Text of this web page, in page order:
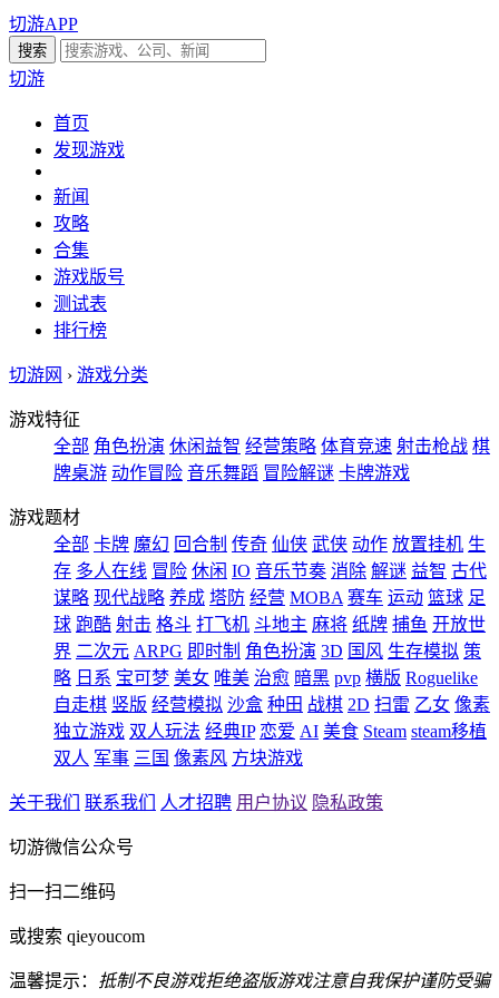
切游APP
切游
首页
发现游戏
新闻
攻略
合集
游戏版号
测试表
排行榜
切游网 › 游戏分类
游戏特征
全部 角色扮演 休闲益智 经营策略 体育竞速 射击枪战 棋
牌桌游 动作冒险 音乐舞蹈 冒险解谜 卡牌游戏
游戏题材
全部 卡牌 魔幻 回合制 传奇 仙侠 武侠 动作 放置挂机 生
存 多人在线 冒险 休闲 IO 音乐节奏 消除 解谜 益智 古代
谋略 现代战略 养成 塔防 经营 MOBA 赛车 运动 篮球 足
球 跑酷 射击 格斗 打飞机 斗地主 麻将 纸牌 捕鱼 开放世
界 二次元 ARPG 即时制 角色扮演 3D 国风 生存模拟 策
略 日系 宝可梦 美女 唯美 治愈 暗黑 pvp 横版 Roguelike
自走棋 竖版 经营模拟 沙盒 种田 战棋 2D 扫雷 乙女 像素
独立游戏 双人玩法 经典IP 恋爱 AI 美食 Steam steam移植
双人 军事 三国 像素风 方块游戏
关于我们 联系我们 人才招聘 用户协议 隐私政策
切游微信公众号
扫一扫二维码
或搜索 qieyoucom
温馨提示： 抵制不良游戏拒绝盗版游戏注意自我保护谨防受骗